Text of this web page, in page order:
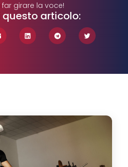
girare la voce!
articolo: